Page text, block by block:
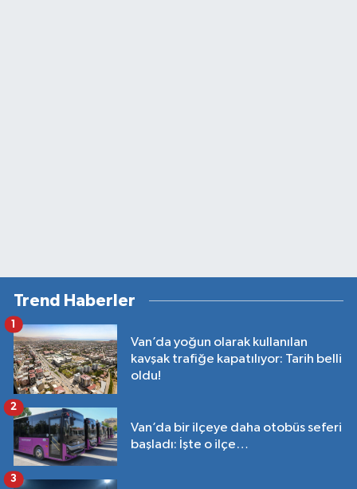
Trend Haberler
Van’da yoğun olarak kullanılan
kavşak trafiğe kapatılıyor: Tarih belli
oldu!
1
Van’da bir ilçeye daha otobüs seferi
başladı: İşte o ilçe…
2
3